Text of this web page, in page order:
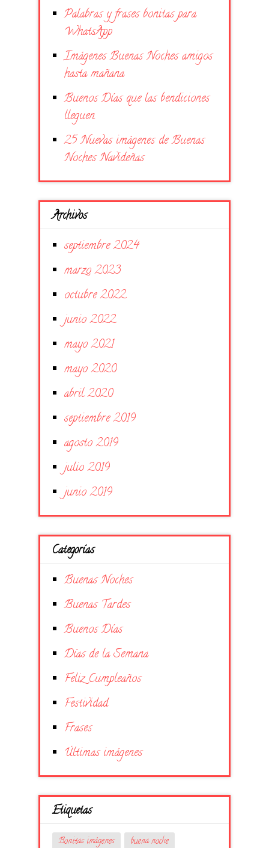
Palabras y frases bonitas para
WhatsApp
Imágenes Buenas Noches amigos
hasta mañana
Buenos Días que las bendiciones
lleguen
25 Nuevas imágenes de Buenas
Noches Navideñas
Archivos
septiembre 2024
marzo 2023
octubre 2022
junio 2022
mayo 2021
mayo 2020
abril 2020
septiembre 2019
agosto 2019
julio 2019
junio 2019
Categorías
Buenas Noches
Buenas Tardes
Buenos Días
Días de la Semana
Feliz Cumpleaños
Festividad
Frases
Últimas imágenes
Etiquetas
Bonitas imágenes
buena noche